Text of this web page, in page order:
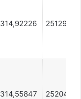
314,92226 251293
314,55847 252044